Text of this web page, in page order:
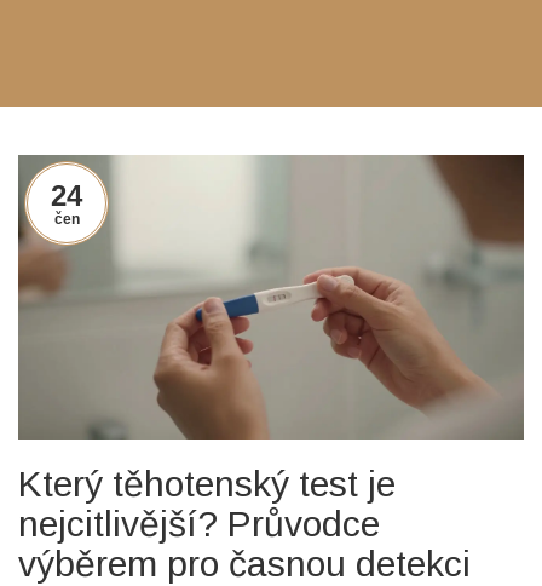
24
čen
Který těhotenský test je
nejcitlivější? Průvodce
výběrem pro časnou detekci